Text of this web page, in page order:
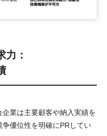
力：
業は主要顧客や納入実績を
優位性を明確にPRしてい